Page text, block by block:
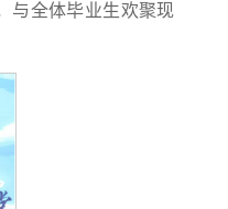
与全体毕业生欢聚现